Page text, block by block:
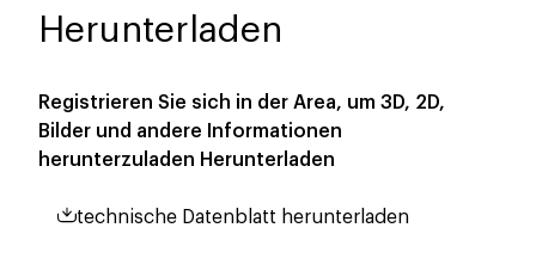
Herunterladen
Registrieren Sie sich in der Area, um 3D, 2D,
Bilder und andere Informationen
herunterzuladen Herunterladen
technische Datenblatt herunterladen